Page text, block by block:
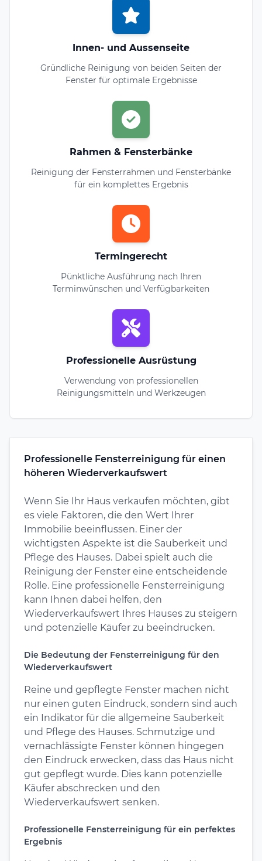
Innen- und Aussenseite
Gründliche Reinigung von beiden Seiten der
Fenster für optimale Ergebnisse
Rahmen & Fensterbänke
Reinigung der Fensterrahmen und Fensterbänke
für ein komplettes Ergebnis
Termingerecht
Pünktliche Ausführung nach Ihren
Terminwünschen und Verfügbarkeiten
Professionelle Ausrüstung
Verwendung von professionellen
Reinigungsmitteln und Werkzeugen
Professionelle Fensterreinigung für einen
höheren Wiederverkaufswert
Wenn Sie Ihr Haus verkaufen möchten, gibt
es viele Faktoren, die den Wert Ihrer
Immobilie beeinflussen. Einer der
wichtigsten Aspekte ist die Sauberkeit und
Pflege des Hauses. Dabei spielt auch die
Reinigung der Fenster eine entscheidende
Rolle. Eine professionelle Fensterreinigung
kann Ihnen dabei helfen, den
Wiederverkaufswert Ihres Hauses zu steigern
und potenzielle Käufer zu beeindrucken.
Die Bedeutung der Fensterreinigung für den
Wiederverkaufswert
Reine und gepflegte Fenster machen nicht
nur einen guten Eindruck, sondern sind auch
ein Indikator für die allgemeine Sauberkeit
und Pflege des Hauses. Schmutzige und
vernachlässigte Fenster können hingegen
den Eindruck erwecken, dass das Haus nicht
gut gepflegt wurde. Dies kann potenzielle
Käufer abschrecken und den
Wiederverkaufswert senken.
Professionelle Fensterreinigung für ein perfektes
Ergebnis